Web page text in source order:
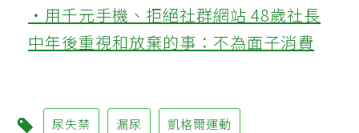
‧用千元手機、拒絕社群網站 48歲社長
中年後重視和放棄的事：不為面子消費
尿失禁 漏尿 凱格爾運動